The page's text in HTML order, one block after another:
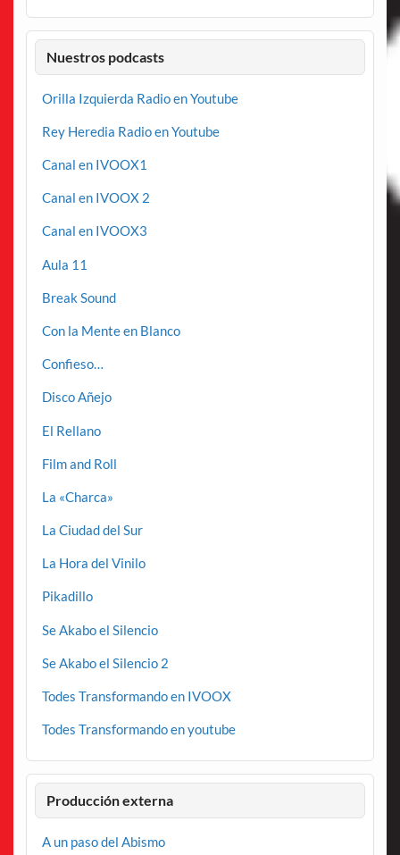
Nuestros podcasts
Orilla Izquierda Radio en Youtube
Rey Heredia Radio en Youtube
Canal en IVOOX1
Canal en IVOOX 2
Canal en IVOOX3
Aula 11
Break Sound
Con la Mente en Blanco
Confieso…
Disco Añejo
El Rellano
Film and Roll
La «Charca»
La Ciudad del Sur
La Hora del Vinilo
Pikadillo
Se Akabo el Silencio
Se Akabo el Silencio 2
Todes Transformando en IVOOX
Todes Transformando en youtube
Producción externa
A un paso del Abismo